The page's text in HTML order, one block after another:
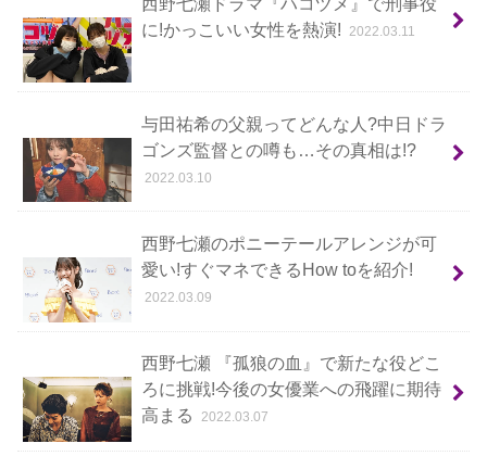
に!かっこいい女性を熱演!
2022.03.11
与田祐希の父親ってどんな人?中日ドラ
ゴンズ監督との噂も…その真相は!?
2022.03.10
西野七瀬のポニーテールアレンジが可
愛い!すぐマネできるHow toを紹介!
2022.03.09
西野七瀬 『孤狼の血』で新たな役どこ
ろに挑戦!今後の女優業への飛躍に期待
高まる
2022.03.07